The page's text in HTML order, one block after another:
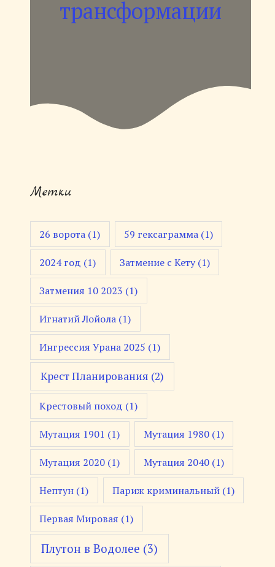
трансформации
Метки
26 ворота (1) 59 гексаграмма (1)
2024 год (1) Затмение с Кету(1)
Затмения 10 2023 (1)
Игнатий Лойола (1)
Ингрессия Урана 2025 (1)
Крест Планирования (2)
Крестовый поход (1)
Мутация 1901 (1) Мутация 1980 (1)
Мутация 2020 (1) Мутация 2040 (1)
Нептун (1) Париж криминальный (1)
Первая Мировая (1)
Плутон в Водолее (3)